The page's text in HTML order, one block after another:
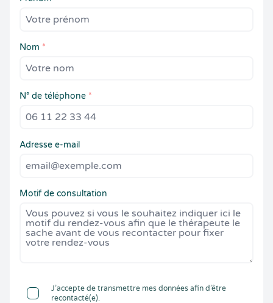
Nom *
N° de téléphone *
Adresse e-mail
Motif de consultation
J’accepte de transmettre mes données afin d’être
recontacté(e).